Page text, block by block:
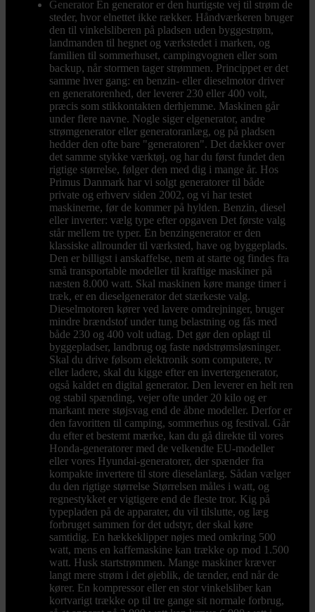
Generator En generator er den hurtigste vej til strøm de
steder, hvor elnettet ikke rækker. Håndværkeren bruger
den til vinkelsliberen på pladsen uden byggestrøm,
landmanden til hegnet og værkstedet i marken, og
familien til sommerhuset, campingvognen eller som
backup, når stormen tager strømmen. Princippet er det
samme hver gang: en benzin- eller dieselmotor driver
en generatorenhed, der leverer 230 eller 400 volt,
præcis som stikkontakten derhjemme. Maskinen går
under flere navne. Nogle siger elgenerator, andre
strømgenerator eller generatoranlæg, og på pladsen
hedder den ofte bare "generatoren". Det dækker over
det samme stykke værktøj, og har du først fundet den
rigtige størrelse, følger den med dig i mange år. Hos
Primus Danmark har vi solgt generatorer til både
private og erhverv siden 2002, og vi har testet
maskinerne, før de kommer på hylden. Benzin, diesel
eller inverter: vælg type efter opgaven Det første valg
står mellem tre typer. En benzingenerator er den
klassiske allrounder til værksted, have og byggeplads.
Den er billigst i anskaffelse, nem at starte og findes fra
små transportable modeller til kraftige maskiner på
næsten 8.000 watt. Skal maskinen køre mange timer i
træk, er en dieselgenerator det stærkeste valg.
Dieselmotoren kører ved lavere omdrejninger, bruger
mindre brændstof under tung belastning og fås med
både 230 og 400 volt udtag. Det gør den oplagt til
byggepladser, landbrug og faste nødstrømsløsninger.
Skal du drive følsom elektronik som computere, tv
eller ladere, skal du kigge efter en invertergenerator,
også kaldet en digital generator. Den leverer en helt ren
og stabil spænding, vejer ofte under 20 kilo og er
markant mere støjsvag end de åbne modeller. Derfor er
den favoritten til camping, sommerhus og festival. Går
du efter et bestemt mærke, kan du gå direkte til vores
Honda-generatorer med de velkendte EU-modeller
eller vores Hyundai-generatorer, der spænder fra
kompakte invertere til store dieselanlæg. Sådan vælger
du den rigtige størrelse Størrelsen måles i watt, og
regnestykket er vigtigere end de fleste tror. Kig på
typepladen på de apparater, du vil tilslutte, og læg
forbruget sammen for det udstyr, der skal køre
samtidig. En hækkeklipper nøjes med omkring 500
watt, mens en kaffemaskine kan trække op mod 1.500
watt. Husk startstrømmen. Mange maskiner kræver
langt mere strøm i det øjeblik, de tænder, end når de
kører. En kompressor eller en stor vinkelsliber kan
kortvarigt trække op til tre gange sit normale forbrug,